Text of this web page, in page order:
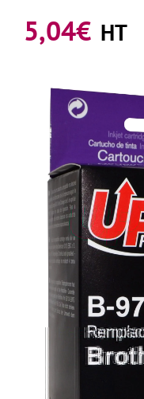
5,04€ HT